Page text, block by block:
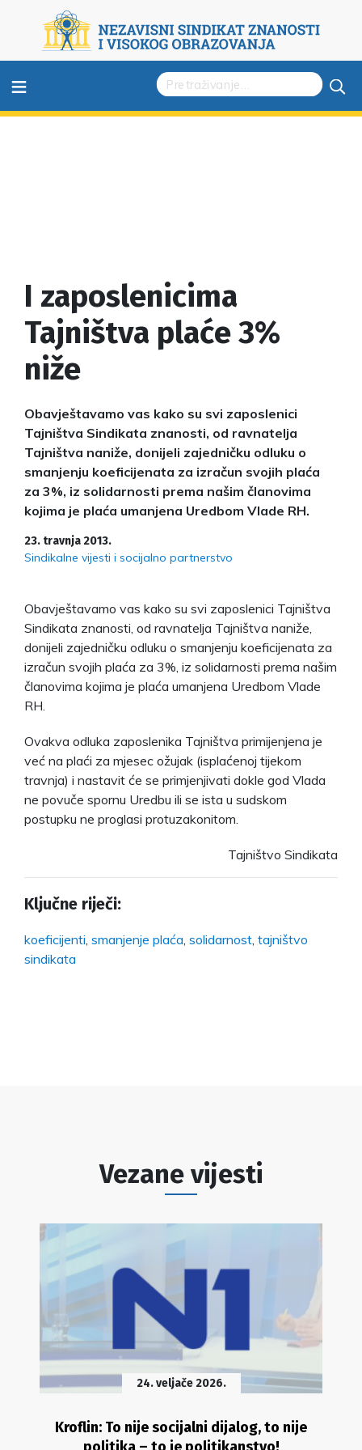
≡
I zaposlenicima
Tajništva plaće 3%
niže
Obavještavamo vas kako su svi zaposlenici
Tajništva Sindikata znanosti, od ravnatelja
Tajništva naniže, donijeli zajedničku odluku o
smanjenju koeficijenata za izračun svojih plaća
za 3%, iz solidarnosti prema našim članovima
kojima je plaća umanjena Uredbom Vlade RH.
23. travnja 2013.
Sindikalne vijesti i socijalno partnerstvo
Obavještavamo vas kako su svi zaposlenici Tajništva
Sindikata znanosti, od ravnatelja Tajništva naniže,
donijeli zajedničku odluku o smanjenju koeficijenata za
izračun svojih plaća za 3%, iz solidarnosti prema našim
članovima kojima je plaća umanjena Uredbom Vlade
RH.
Ovakva odluka zaposlenika Tajništva primijenjena je
već na plaći za mjesec ožujak (isplaćenoj tijekom
travnja) i nastavit će se primjenjivati dokle god Vlada
ne povuče spornu Uredbu ili se ista u sudskom
postupku ne proglasi protuzakonitom.
Tajništvo Sindikata
Ključne riječi:
koeficijenti smanjenje plaća solidarnost tajništvo
sindikata
Vezane vijesti
24. veljače 2026.
Kroflin: To nije socijalni dijalog, to nije